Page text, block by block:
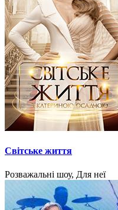
Світське життя
Розважальні шоу, Для неї